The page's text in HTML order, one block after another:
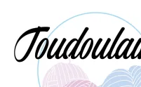
contenu